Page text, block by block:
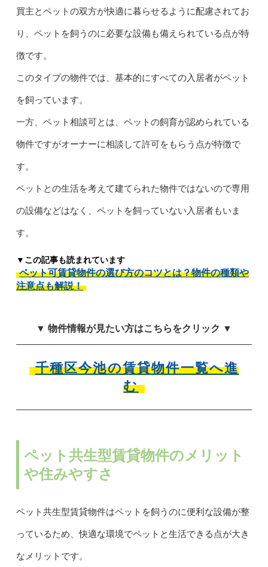
買主とペットの双方が快適に暮らせるように配慮されてお
り、ペットを飼うのに必要な設備も備えられている点が特
徴です。
このタイプの物件では、基本的にすべての入居者がペット
を飼っています。
一方、ペット相談可とは、ペットの飼育が認められている
物件ですがオーナーに相談して許可をもらう点が特徴で
す。
ペットとの生活を考えて建てられた物件ではないので専用
の設備などはなく、ペットを飼っていない入居者もいま
す。
▼この記事も読まれています
ペット可賃貸物件の選び方のコツとは？物件の種類や
注意点も解説！
▼ 物件情報が見たい方はこちらをクリック ▼
千種区今池の賃貸物件一覧へ進
む
ペット共生型賃貸物件のメリット
や住みやすさ
ペット共生型賃貸物件はペットを飼うのに便利な設備が整
っているため、快適な環境でペットと生活できる点が大き
なメリットです。